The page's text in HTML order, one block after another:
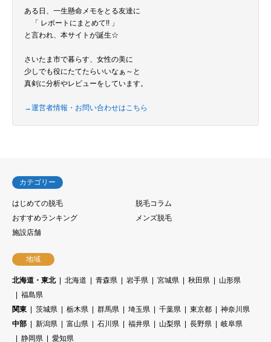
ある日、一生懸命メモをとる友達に
「 レポートにまとめて!! 」
と言われ、本サイトが誕生☆
さいたま市で暮らす、女性の美に
少しでも役にたてたらいいなぁ～と
真剣に分析やレビューをしています。
→運営者情報・お問い合わせはこちら
カテゴリー
はじめての脱毛
脱毛コラム
おすすめランキング
メンズ脱毛
施設店舗
地域
北海道・東北 北海道 青森県 岩手県 宮城県 秋田県
山形県
福島県
関東
茨城県 栃木県 群馬県 埼玉県 千葉県 東京都
神奈川県
中部
新潟県 富山県 石川県 福井県 山梨県 長野県
岐阜県
静岡県
愛知県